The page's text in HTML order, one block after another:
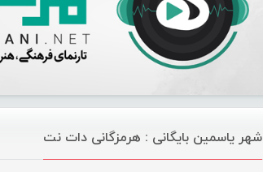
شهر یاسمین بایگانی : هرمزگانی دات نت